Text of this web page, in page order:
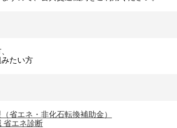
たい方
省エネ・非化石転換補助金）
省エネ診断